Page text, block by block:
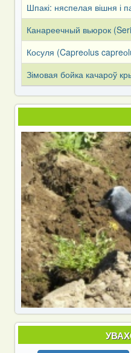
Шпакі: няспелая вішня і
Канареечный вьюрок
Косуля (Capreоlus
Зімовая бойка качароў